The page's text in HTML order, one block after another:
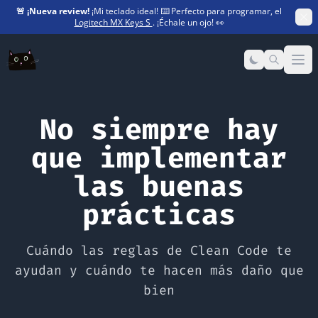
🚨 ¡Nueva review! ¡Mi teclado ideal! ⌨️ Perfecto para programar, el
Logitech MX Keys S . ¡Échale un ojo! 👀
No siempre hay
que implementar
las buenas
prácticas
Cuándo las reglas de Clean Code te
ayudan y cuándo te hacen más daño que
bien